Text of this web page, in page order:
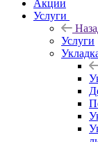
Акции
Услуги
Услуги